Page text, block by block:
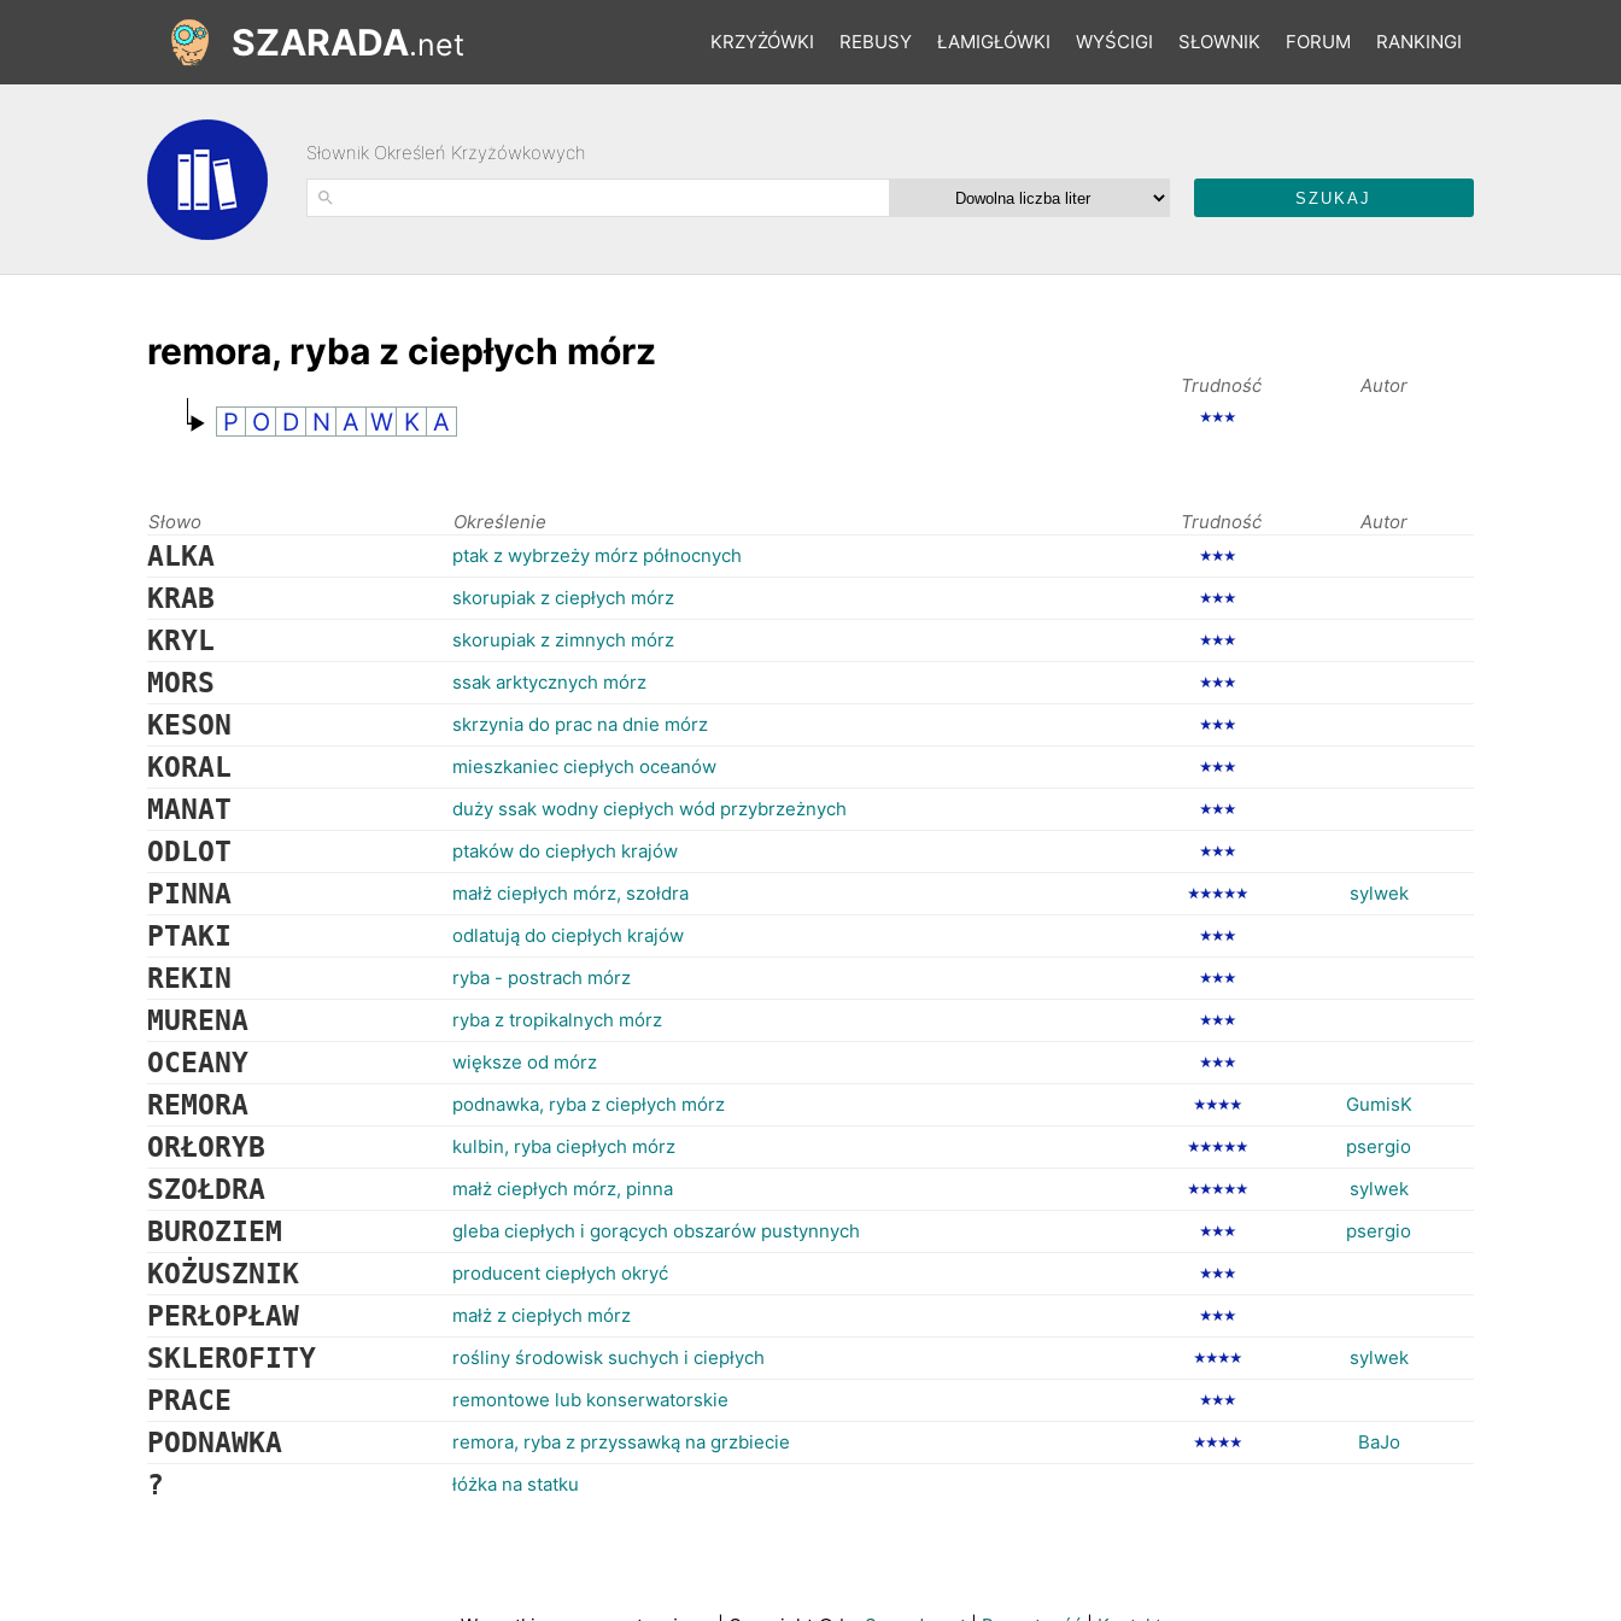
KRZYŻÓWKI REBUSY ŁAMIGŁÓWKI WYŚCIGI SŁOWNIK FORUM RANKINGI
SZARADA.net
Słownik Określeń Krzyżówkowych
remora, ryba z ciepłych mórz
Trudność Autor
P O D N A W K A ★★★
Słowo Określenie Trudność Autor
ALKA ptak z wybrzeży mórz północnych ★★★
KRAB skorupiak z ciepłych mórz ★★★
KRYL skorupiak z zimnych mórz ★★★
MORS ssak arktycznych mórz ★★★
KESON skrzynia do prac na dnie mórz ★★★
KORAL mieszkaniec ciepłych oceanów ★★★
MANAT duży ssak wodny ciepłych wód przybrzeżnych ★★★
ODLOT ptaków do ciepłych krajów ★★★
PINNA małż ciepłych mórz, szołdra ★★★★★ sylwek
PTAKI odlatują do ciepłych krajów ★★★
REKIN ryba - postrach mórz ★★★
MURENA ryba z tropikalnych mórz ★★★
OCEANY większe od mórz ★★★
REMORA podnawka, ryba z ciepłych mórz ★★★★ GumisK
ORŁORYB kulbin, ryba ciepłych mórz ★★★★★ psergio
SZOŁDRA małż ciepłych mórz, pinna ★★★★★ sylwek
BUROZIEM gleba ciepłych i gorących obszarów pustynnych ★★★ psergio
KOŻUSZNIK producent ciepłych okryć ★★★
PERŁOPŁAW małż z ciepłych mórz ★★★
SKLEROFITY rośliny środowisk suchych i ciepłych ★★★★ sylwek
PRACE remontowe lub konserwatorskie ★★★
PODNAWKA remora, ryba z przyssawką na grzbiecie ★★★★ BaJo
? łóżka na statku